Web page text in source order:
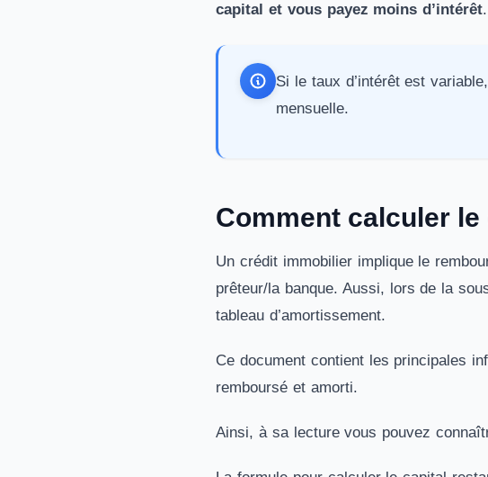
capital et vous payez moins d’intérêt.
Si le taux d’intérêt est
mensuelle.
Comment calculer
Un crédit immobilier implique le
prêteur/la banque. Aussi, lors de la
tableau d’amortissement.
Ce document contient les principales
remboursé et amorti.
Ainsi, à sa lecture vous pouvez